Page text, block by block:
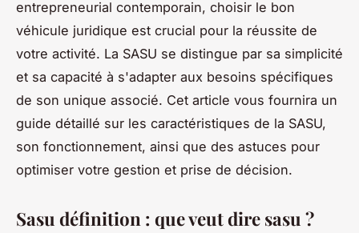
entrepreneurial contemporain, choisir le bon
véhicule juridique est crucial pour la réussite de
votre activité. La SASU se distingue par sa simplicité
et sa capacité à s'adapter aux besoins spécifiques
de son unique associé. Cet article vous fournira un
guide détaillé sur les caractéristiques de la SASU,
son fonctionnement, ainsi que des astuces pour
optimiser votre gestion et prise de décision.
Sasu définition : que veut dire sasu ?